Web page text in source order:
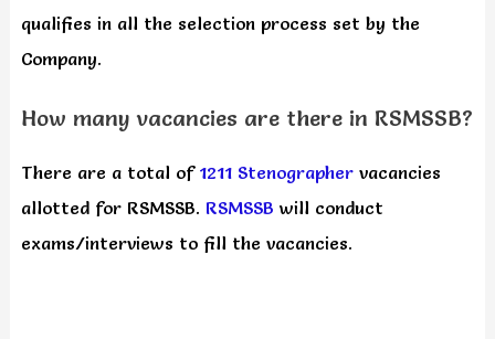
qualifies in all the selection process set by the
Company.
How many vacancies are there in RSMSSB?
There are a total of 1211 Stenographervacancies
allotted for RSMSSB. RSMSSB will conduct
exams/interviews to fill the vacancies.